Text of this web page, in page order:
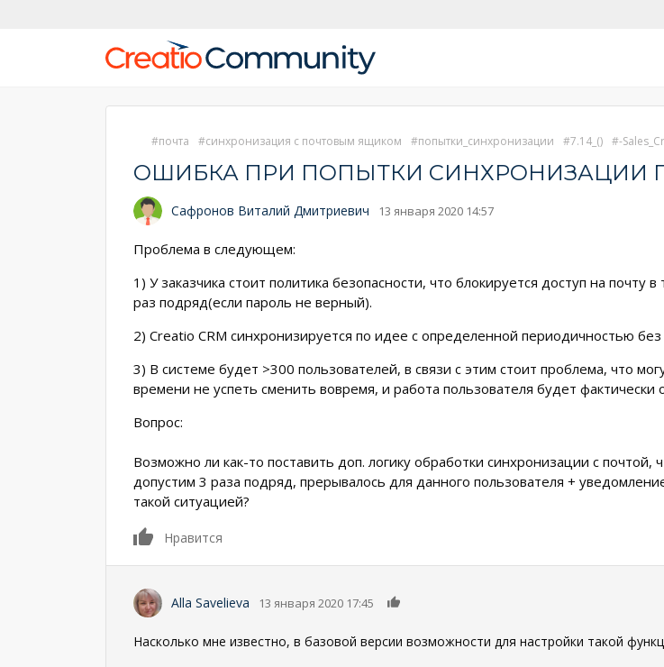
почта синхронизация с почтовым ящиком попытки_синхронизации 7.14_() -
ОШИБКА ПРИ ПОПЫТКИ СИНХРОНИЗАЦИИ
Сафронов Виталий Дмитриевич 13 января 2020 14:57
Проблема в следующем:
1) У заказчика стоит политика безопасности, что блокируется доступ на
раз подряд(если пароль не верный).
2) Creatio CRM синхронизируется по идее с определенной периодичностью без
3) В системе будет >300 пользователей, в связи с этим стоит проблема, что
времени не успеть сменить вовремя, и работа пользователя будет
Вопрос:
Возможно ли как-то поставить доп. логику обработки синхронизации с
допустим 3 раза подряд, прерывалось для данного пользователя +
такой ситуацией?
0
Нравится
Alla Savelieva 13 января 2020 17:45
Насколько мне известно, в базовой версии возможности для настройки такой